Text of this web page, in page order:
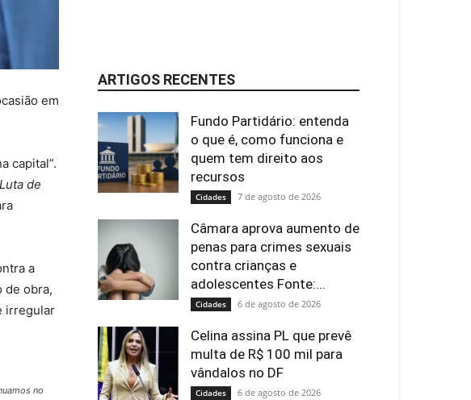
em
capital”.
de
a
de obra,
irregular
no
ARTIGOS RECENTES
Fundo Partidário: entenda
o que é, como funciona e
quem tem direito aos
recursos
Cidades 7 de agosto de 2026
Câmara aprova aumento de
penas para crimes sexuais
contra crianças e
adolescentes Fonte:...
Cidades 6 de agosto de 2026
Celina assina PL que prevê
multa de R$ 100 mil para
vândalos no DF
Cidades 6 de agosto de 2026